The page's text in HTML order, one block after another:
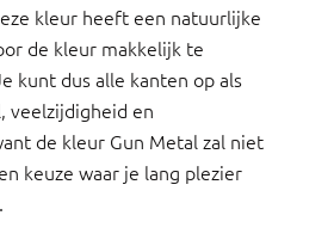
kleur heeft een natuurlijke
de kleur makkelijk te
kunt dus alle kanten op als
veelzijdigheid en
de kleur Gun Metal zal niet
keuze waar je lang plezier